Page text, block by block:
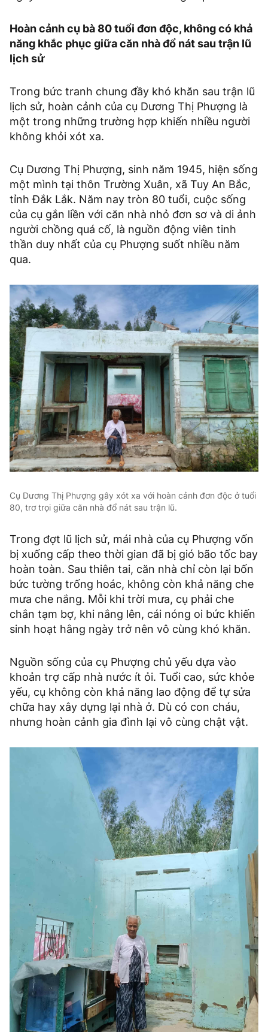
Hoàn cảnh cụ bà 80 tuổi đơn độc, không có khả
năng khắc phục giữa căn nhà đổ nát sau trận lũ
lịch sử
Trong bức tranh chung đầy khó khăn sau trận lũ
lịch sử, hoàn cảnh của cụ Dương Thị Phượng là
một trong những trường hợp khiến nhiều người
không khỏi xót xa.
Cụ Dương Thị Phượng, sinh năm 1945, hiện sống
một mình tại thôn Trường Xuân, xã Tuy An Bắc,
tỉnh Đắk Lắk. Năm nay tròn 80 tuổi, cuộc sống
của cụ gắn liền với căn nhà nhỏ đơn sơ và di ảnh
người chồng quá cố, là nguồn động viên tinh
thần duy nhất của cụ Phượng suốt nhiều năm
qua.
Cụ Dương Thị Phượng gây xót xa với hoàn cảnh đơn độc ở tuổi
80, trơ trọi giữa căn nhà đổ nát sau trận lũ.
Trong đợt lũ lịch sử, mái nhà của cụ Phượng vốn
bị xuống cấp theo thời gian đã bị gió bão tốc bay
hoàn toàn. Sau thiên tai, căn nhà chỉ còn lại bốn
bức tường trống hoác, không còn khả năng che
mưa che nắng. Mỗi khi trời mưa, cụ phải che
chắn tạm bợ, khi nắng lên, cái nóng oi bức khiến
sinh hoạt hằng ngày trở nên vô cùng khó khăn.
Nguồn sống của cụ Phượng chủ yếu dựa vào
khoản trợ cấp nhà nước ít ỏi. Tuổi cao, sức khỏe
yếu, cụ không còn khả năng lao động để tự sửa
chữa hay xây dựng lại nhà ở. Dù có con cháu,
nhưng hoàn cảnh gia đình lại vô cùng chật vật.